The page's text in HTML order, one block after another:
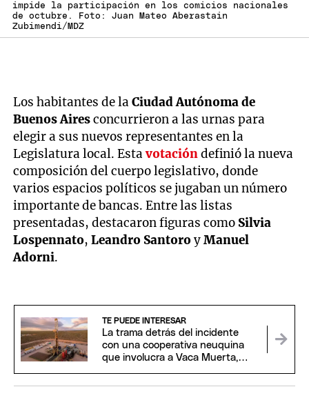
impide la participación en los comicios nacionales
de octubre. Foto: Juan Mateo Aberastain
Zubimendi/MDZ
Los habitantes de laCiudad Autónoma de
Buenos Airesconcurrieron a las urnas para
elegir a sus nuevos representantes en la
Legislatura local. Estavotacióndefinió la nueva
composición del cuerpo legislativo, donde
varios espacios políticos se jugaban un número
importante de bancas. Entre las listas
presentadas, destacaron figuras como Silvia
Lospennato,Leandro SantoroyManuel
Adorni.
TE PUEDE INTERESAR
La trama detrás del incidente
con una cooperativa neuquina
que involucra a Vaca Muerta,